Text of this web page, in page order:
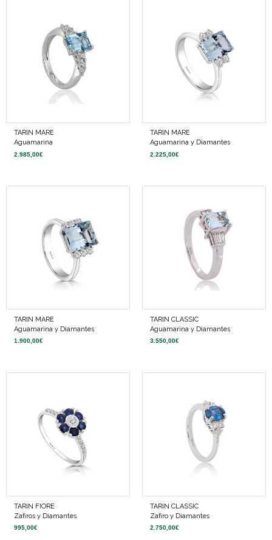
TARIN MARE
Aguamarina
2.985,00€
TARIN MARE
Aguamarina y Diamantes
2.225,00€
TARIN MARE
Aguamarina y Diamantes
1.900,00€
TARIN CLASSIC
Aguamarina y Diamantes
3.550,00€
TARIN FIORE
Zafiros y Diamantes
995,00€
TARIN CLASSIC
Zafiro y Diamantes
2.750,00€